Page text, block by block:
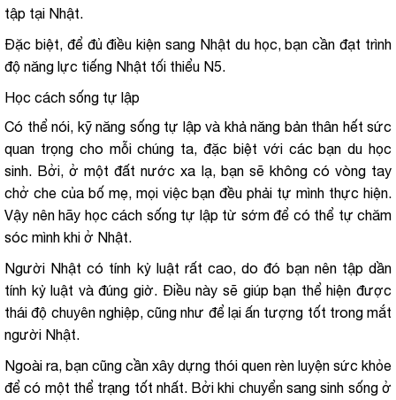
tập tại Nhật.
Đặc biệt, để đủ điều kiện sang Nhật du học, bạn cần đạt trình
độ năng lực tiếng Nhật tối thiểu N5.
Học cách sống tự lập
Có thể nói, kỹ năng sống tự lập và khả năng bản thân hết sức
quan trọng cho mỗi chúng ta, đặc biệt với các bạn du học
sinh. Bởi, ở một đất nước xa lạ, bạn sẽ không có vòng tay
chở che của bố mẹ, mọi việc bạn đều phải tự mình thực hiện.
Vậy nên hãy học cách sống tự lập từ sớm để có thể tự chăm
sóc mình khi ở Nhật.
Người Nhật có tính kỷ luật rất cao, do đó bạn nên tập dần
tính kỷ luật và đúng giờ. Điều này sẽ giúp bạn thể hiện được
thái độ chuyên nghiệp, cũng như để lại ấn tượng tốt trong mắt
người Nhật.
Ngoài ra, bạn cũng cần xây dựng thói quen rèn luyện sức khỏe
để có một thể trạng tốt nhất. Bởi khi chuyển sang sinh sống ở